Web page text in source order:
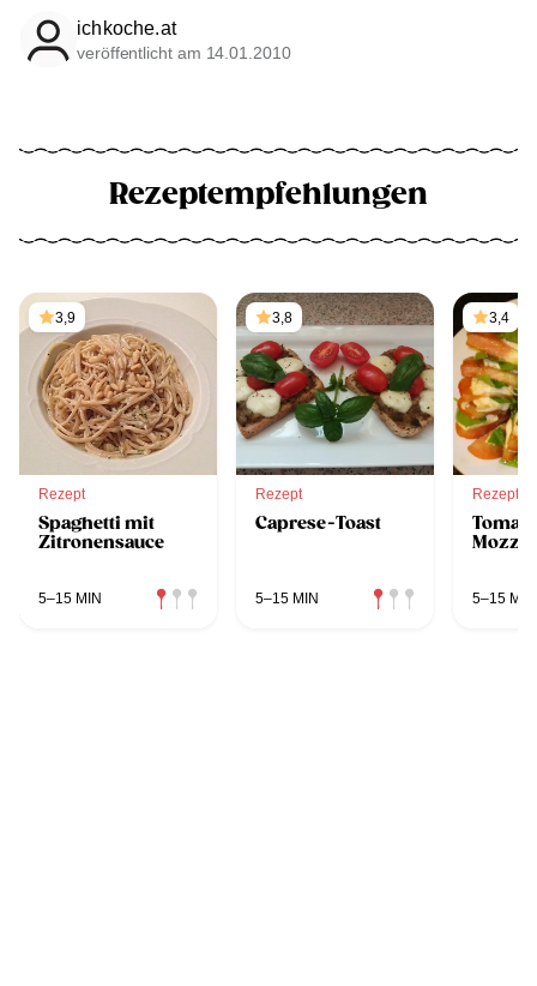
ichkoche.at
veröffentlicht am 14.01.2010
Rezeptempfehlungen
3,9
Rezept
Spaghetti mit
Zitronensauce
5–15 MIN
3,8
Rezept
Caprese-Toast
5–15 MIN
3,4
Rezept
5–15 MIN